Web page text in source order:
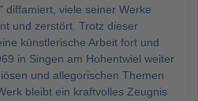
diffamiert, viele seiner Werke
und zerstört. Trotz dieser
künstlerische Arbeit fort und
in Singen am Hohentwiel weiter
und allegorischen Themen
bleibt ein kraftvolles Zeugnis